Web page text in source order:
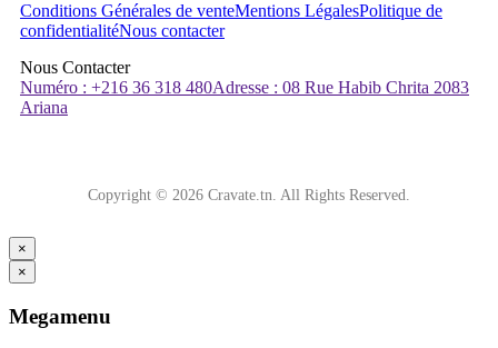
Conditions Générales de venteMentions LégalesPolitique de
confidentialitéNous contacter
Nous Contacter
Numéro : +216 36 318 480Adresse : 08 Rue Habib Chrita 2083
Ariana
Copyright © 2026 Cravate.tn. All Rights Reserved.
×
×
Megamenu